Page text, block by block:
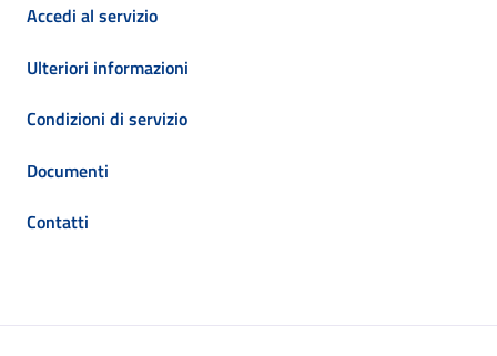
Accedi al servizio
Ulteriori informazioni
Condizioni di servizio
Documenti
Contatti